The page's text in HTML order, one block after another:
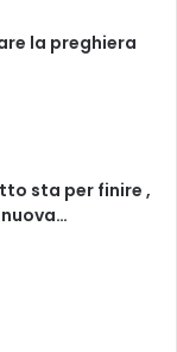
la preghiera
sta per finire ,